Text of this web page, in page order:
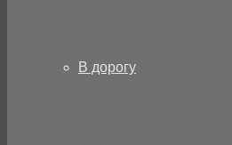
В дорогу